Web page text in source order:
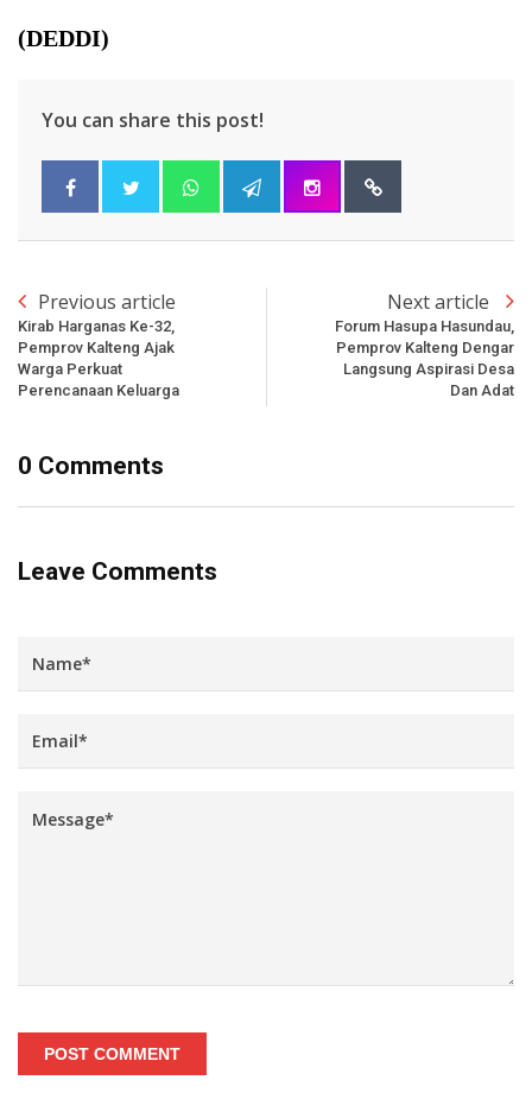
(DEDDI)
You can share this post!
Previous article
Kirab Harganas Ke-32,
Pemprov Kalteng Ajak
Warga Perkuat
Perencanaan Keluarga
Next article
Forum Hasupa Hasundau,
Pemprov Kalteng Dengar
Langsung Aspirasi Desa
Dan Adat
0 Comments
Leave Comments
POST COMMENT